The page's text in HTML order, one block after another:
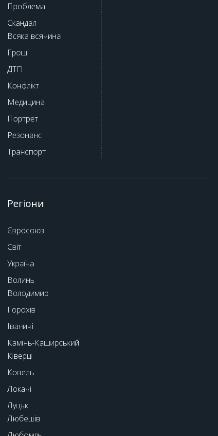
Проблема
Скандал
Всяка всячина
Гроші
ДТП
Конфлікт
Медицина
Портрет
Резонанс
Транспорт
Регіони
Євросоюз
Світ
Україна
Волинь
Володимир
Горохів
Іваничі
Камінь-Каширський
Ківерці
Ковель
Локачі
Луцьк
Любешів